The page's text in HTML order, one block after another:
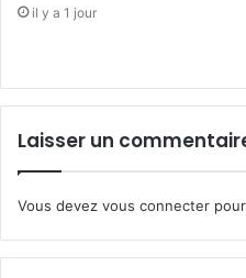
il y a 1 jour
Laisser un
Vous devez vous connecter